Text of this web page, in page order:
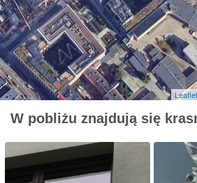
Leaflet
W pobliżu znajdują się